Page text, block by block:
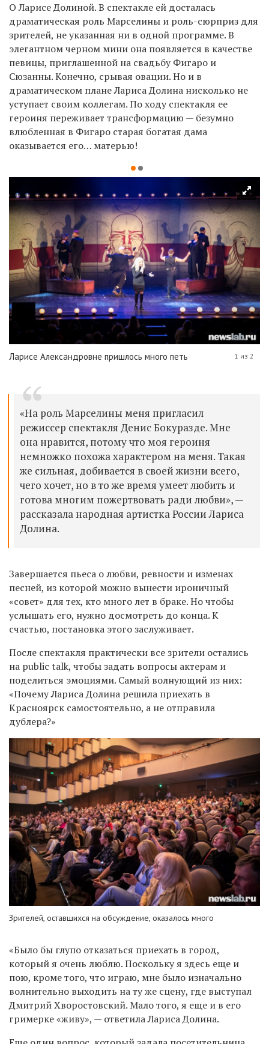
О Ларисе Долиной. В спектакле ей досталась
драматическая роль Марселины и роль-сюрприз для
зрителей, не указанная ни в одной программе. В
элегантном черном мини она появляется в качестве
певицы, приглашенной на свадьбу Фигаро и
Сюзанны. Конечно, срывая овации. Но и в
драматическом плане Лариса Долина нисколько не
уступает своим коллегам. По ходу спектакля ее
героиня переживает трансформацию — безумно
влюбленная в Фигаро старая богатая дама
оказывается его… матерью!
Ларисе Александровне пришлось много петь 1 из 2
«На роль Марселины меня пригласил
режиссер спектакля Денис Бокуразде. Мне
она нравится, потому что моя героиня
немножко похожа характером на меня. Такая
же сильная, добивается в своей жизни всего,
чего хочет, но в то же время умеет любить и
готова многим пожертвовать ради любви», —
рассказала народная артистка России Лариса
Долина.
Завершается пьеса о любви, ревности и изменах
песней, из которой можно вынести ироничный
«совет» для тех, кто много лет в браке. Но чтобы
услышать его, нужно досмотреть до конца. К
счастью, постановка этого заслуживает.
После спектакля практически все зрители остались
на public talk, чтобы задать вопросы актерам и
поделиться эмоциями. Самый волнующий из них:
«Почему Лариса Долина решила приехать в
Красноярск самостоятельно, а не отправила
дублера?»
Зрителей, оставшихся на обсуждение, оказалось много
«Было бы глупо отказаться приехать в город,
который я очень люблю. Поскольку я здесь еще и
пою, кроме того, что играю, мне было изначально
волнительно выходить на ту же сцену, где выступал
Дмитрий Хворостовский. Мало того, я еще и в его
гримерке«живу», — ответила Лариса Долина.